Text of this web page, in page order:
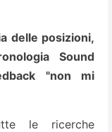
delle posizioni,
Sound
"non mi
le ricerche